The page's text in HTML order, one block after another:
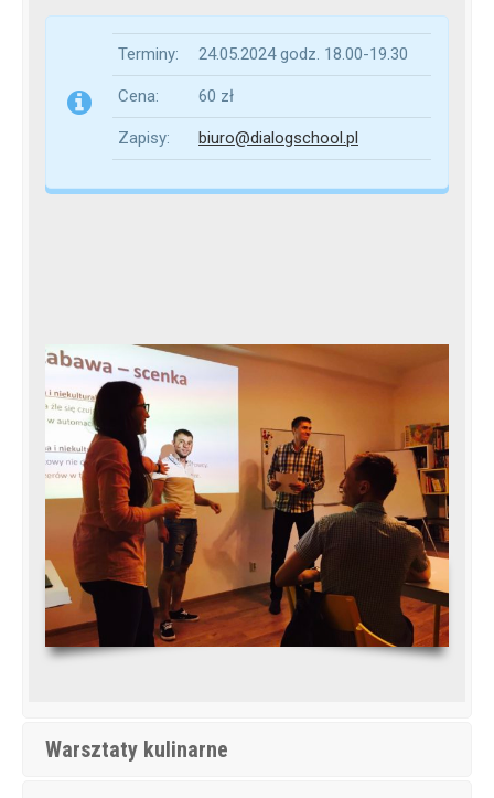
Terminy: 24.05.2024 godz. 18.00-19.30
Cena: 60 zł
Zapisy: biuro@dialogschool.pl
Warsztaty kulinarne